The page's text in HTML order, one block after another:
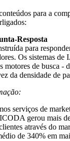
para a
Resposta
para
Os sistemas de
motores de busca -
da densidade de
serviços de
gerou mais
através do
de 340% em